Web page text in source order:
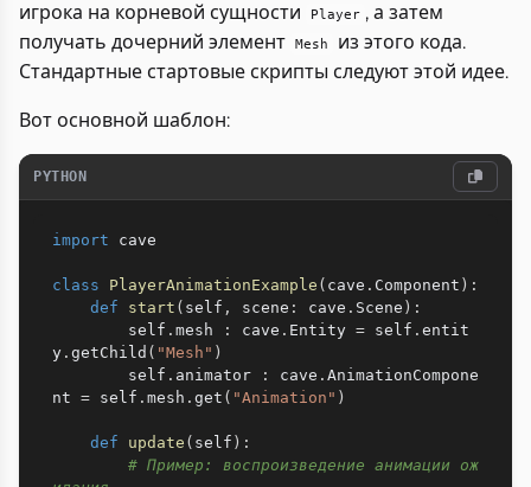
игрока на корневой сущности
Player , а затем
получать дочерний элемент Mesh
из этого кода.
Стандартные стартовые скрипты следуют этой идее.
Вот основной шаблон:
PYTHON
import cave
class PlayerAnimationExample ( cave . Component ) :
def
start ( self , scene : cave . Scene ) :
        self
. mesh : cave . Entity = self . entit
y . getChild ( "Mesh" )
        self
. animator : cave . AnimationCompone
nt = self . mesh . get ( "Animation" )
def update ( self ) :
# Пример: воспроизведение анимации ож